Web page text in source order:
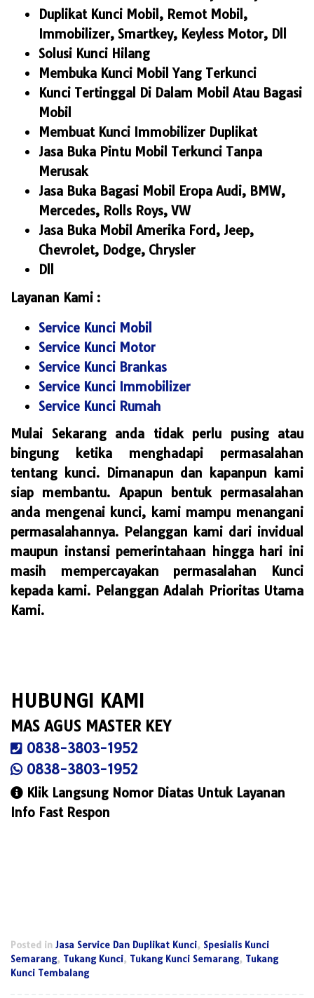
Duplikat Kunci Mobil, Remot Mobil,
Immobilizer, Smartkey, Keyless Motor, Dll
Solusi Kunci Hilang
Membuka Kunci Mobil Yang Terkunci
Kunci Tertinggal Di Dalam Mobil Atau Bagasi
Mobil
Membuat Kunci Immobilizer Duplikat
Jasa Buka Pintu Mobil Terkunci Tanpa
Merusak
Jasa Buka Bagasi Mobil Eropa Audi, BMW,
Mercedes, Rolls Roys, VW
Jasa Buka Mobil Amerika Ford, Jeep,
Chevrolet, Dodge, Chrysler
Dll
Layanan Kami :
Service Kunci Mobil
Service Kunci Motor
Service Kunci Brankas
Service Kunci Immobilizer
Service Kunci Rumah
Mulai Sekarang anda tidak perlu pusing atau
bingung ketika menghadapi permasalahan
tentang kunci. Dimanapun dan kapanpun kami
siap membantu. Apapun bentuk permasalahan
anda mengenai kunci, kami mampu menangani
permasalahannya. Pelanggan kami dari invidual
maupun instansi pemerintahaan hingga hari ini
masih mempercayakan permasalahan Kunci
kepada kami. Pelanggan Adalah Prioritas Utama
Kami.
HUBUNGI KAMI
MAS AGUS MASTER KEY
0838-3803-1952
0838-3803-1952
Klik Langsung Nomor Diatas Untuk Layanan
Info Fast Respon
Posted in Jasa Service Dan Duplikat Kunci, Spesialis Kunci
Semarang, Tukang Kunci, Tukang Kunci Semarang, Tukang
Kunci Tembalang